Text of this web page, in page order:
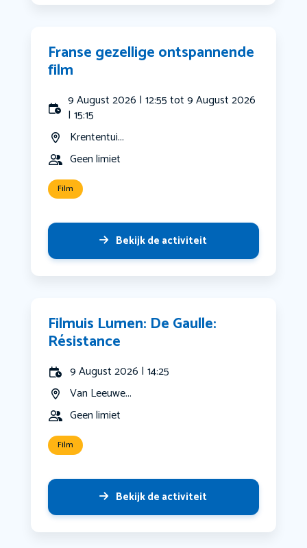
Franse gezellige ontspannende
film
9 August 2026 | 12:55 tot 9 August 2026
| 15:15
Krententui...
Geen limiet
Film
Bekijk de activiteit
Filmuis Lumen: De Gaulle:
Résistance
9 August 2026 | 14:25
Van Leeuwe...
Geen limiet
Film
Bekijk de activiteit